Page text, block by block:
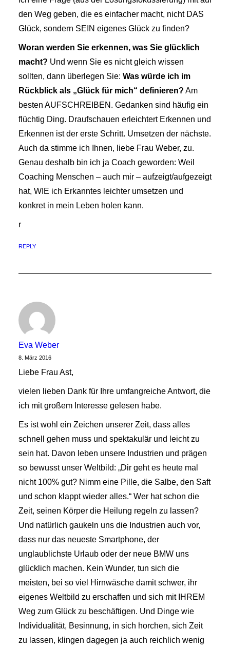
den Weg geben, die es einfacher macht, nicht DAS
Glück, sondern SEIN eigenes Glück zu finden?
Woran werden Sie erkennen, was Sie glücklich
macht? Und wenn Sie es nicht gleich wissen
sollten, dann überlegen Sie: Was würde ich im
Rückblick als „Glück für mich“ definieren? Am
besten AUFSCHREIBEN. Gedanken sind häufig ein
flüchtig Ding. Draufschauen erleichtert Erkennen und
Erkennen ist der erste Schritt. Umsetzen der nächste.
Auch da stimme ich Ihnen, liebe Frau Weber, zu.
Genau deshalb bin ich ja Coach geworden: Weil
Coaching Menschen – auch mir – aufzeigt/aufgezeigt
hat, WIE ich Erkanntes leichter umsetzen und
konkret in mein Leben holen kann.
r
REPLY
Eva Weber
8. März 2016
Liebe Frau Ast,
vielen lieben Dank für Ihre umfangreiche Antwort, die
ich mit großem Interesse gelesen habe.
Es ist wohl ein Zeichen unserer Zeit, dass alles
schnell gehen muss und spektakulär und leicht zu
sein hat. Davon leben unsere Industrien und prägen
so bewusst unser Weltbild: „Dir geht es heute mal
nicht 100% gut? Nimm eine Pille, die Salbe, den Saft
und schon klappt wieder alles.“ Wer hat schon die
Zeit, seinen Körper die Heilung regeln zu lassen?
Und natürlich gaukeln uns die Industrien auch vor,
dass nur das neueste Smartphone, der
unglaublichste Urlaub oder der neue BMW uns
glücklich machen. Kein Wunder, tun sich die
meisten, bei so viel Hirnwäsche damit schwer, ihr
eigenes Weltbild zu erschaffen und sich mit IHREM
Weg zum Glück zu beschäftigen. Und Dinge wie
Individualität, Besinnung, in sich horchen, sich Zeit
zu lassen, klingen dagegen ja auch reichlich wenig